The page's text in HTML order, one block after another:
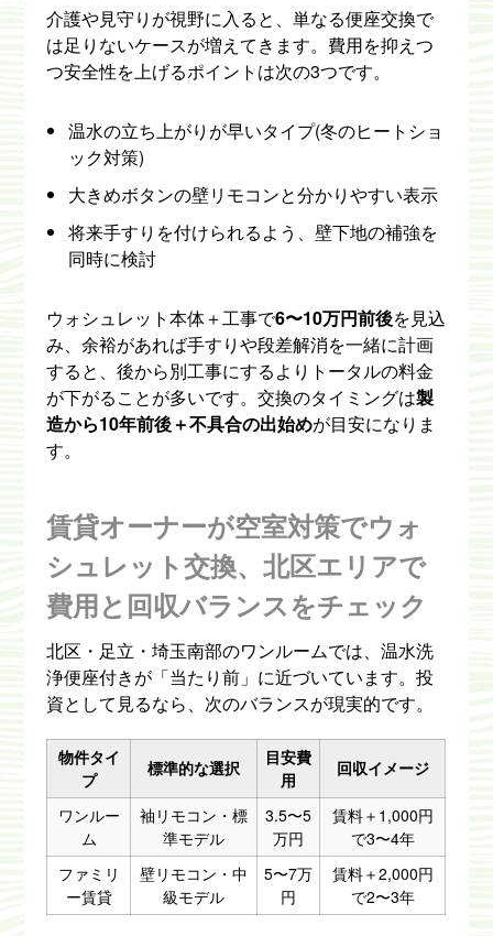
介護や見守りが視野に入ると、単なる便座交換で
は足りないケースが増えてきます。費用を抑えつ
つ安全性を上げるポイントは次の3つです。
温水の立ち上がりが早いタイプ(冬のヒートショ
ック対策)
大きめボタンの壁リモコンと分かりやすい表示
将来手すりを付けられるよう、壁下地の補強を
同時に検討
ウォシュレット本体＋工事で6〜10万円前後を見込
み、余裕があれば手すりや段差解消を一緒に計画
すると、後から別工事にするよりトータルの料金
が下がることが多いです。交換のタイミングは製
造から10年前後＋不具合の出始めが目安になりま
す。
賃貸オーナーが空室対策でウォ
シュレット交換、北区エリアで
費用と回収バランスをチェック
北区・足立・埼玉南部のワンルームでは、温水洗
浄便座付きが「当たり前」に近づいています。投
資として見るなら、次のバランスが現実的です。
物件タイ
プ
標準的な選択
目安費
用
回収イメージ
ワンルー
ム
袖リモコン・標
準モデル
3.5〜5
万円
賃料＋1,000円
で3〜4年
ファミリ
ー賃貸
壁リモコン・中
級モデル
5〜7万
円
賃料＋2,000円
で2〜3年